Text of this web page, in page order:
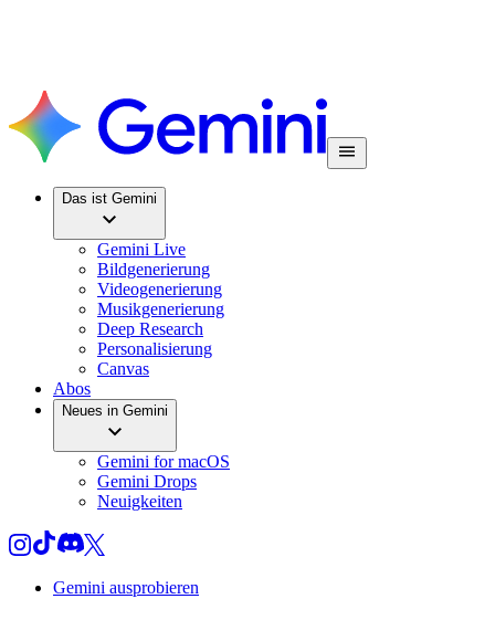
Das ist Gemini
Gemini Live
Bildgenerierung
Videogenerierung
Musikgenerierung
Deep Research
Personalisierung
Canvas
Abos
Neues in Gemini
Gemini for macOS
Gemini Drops
Neuigkeiten
Gemini ausprobieren